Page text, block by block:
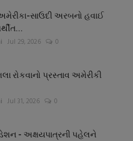
સાઉદી અરબનો હવાઈ
Jul 29, 2026 0
રોકવાનો પ્રસ્તાવ અમેરીકી
Jul 31, 2026 0
- અક્ષયપાત્રની પહેલને